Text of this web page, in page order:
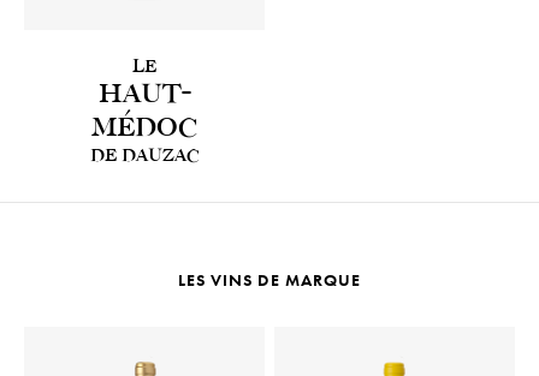
LE
HAUT-
MÉDOC
DE DAUZAC
LES VINS DE MARQUE